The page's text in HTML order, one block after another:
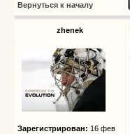
Вернуться к началу
zhenek
Зарегистрирован: 16 фев